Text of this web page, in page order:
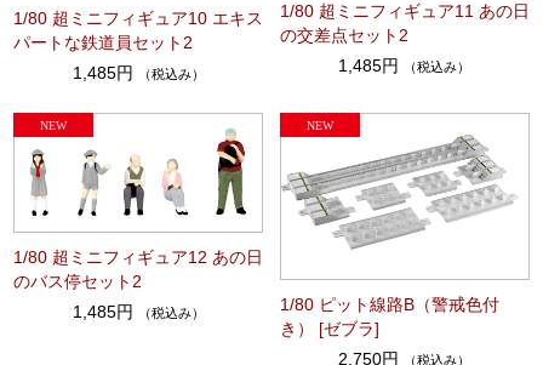
1/80 超ミニフィギュア10 エキス
パートな鉄道員セット2
1,485円
（税込み）
1/80 超ミニフィギュア11 あの日
の交差点セット2
1,485円
（税込み）
1/80 超ミニフィギュア12 あの日
のバス停セット2
1,485円
（税込み）
1/80 ピット線路B（警戒色付
き） [ゼブラ]
2,750円
（税込み）